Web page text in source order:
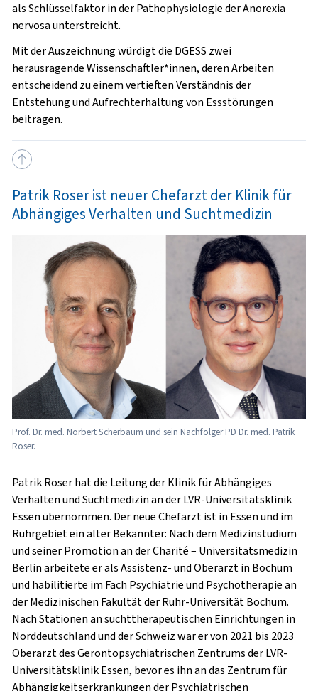
als Schlüsselfaktor in der Pathophysiologie der Anorexia
nervosa unterstreicht.
Mit der Auszeichnung würdigt die DGESS zwei
herausragende Wissenschaftler*innen, deren Arbeiten
entscheidend zu einem vertieften Verständnis der
Entstehung und Aufrechterhaltung von Essstörungen
beitragen.
Patrik Roser ist neuer Chefarzt der Klinik für
Abhängiges Verhalten und Suchtmedizin
Prof. Dr. med. Norbert Scherbaum und sein Nachfolger PD Dr. med. Patrik
Roser.
Patrik Roser hat die Leitung der Klinik für Abhängiges
Verhalten und Suchtmedizin an der LVR-Universitätsklinik
Essen übernommen. Der neue Chefarzt ist in Essen und im
Ruhrgebiet ein alter Bekannter: Nach dem Medizinstudium
und seiner Promotion an der Charité – Universitätsmedizin
Berlin arbeitete er als Assistenz- und Oberarzt in Bochum
und habilitierte im Fach Psychiatrie und Psychotherapie an
der Medizinischen Fakultät der Ruhr-Universität Bochum.
Nach Stationen an suchttherapeutischen Einrichtungen in
Norddeutschland und der Schweiz war er von 2021 bis 2023
Oberarzt des Gerontopsychiatrischen Zentrums der LVR-
Universitätsklinik Essen, bevor es ihn an das Zentrum für
Abhängigkeitserkrankungen der Psychiatrischen